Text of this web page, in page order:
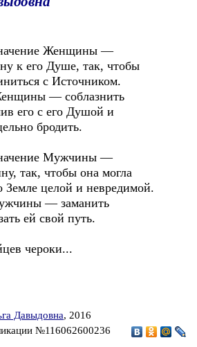
Женщины —
к его Душе, так, чтобы
с Источником.
— соблазнить
его с его Душой и
бродить.
Мужчины —
так, чтобы она могла
Земле целой и невредимой.
— заманить
ей свой путь.
чероки...
Давыдовна, 2016
№116062600236